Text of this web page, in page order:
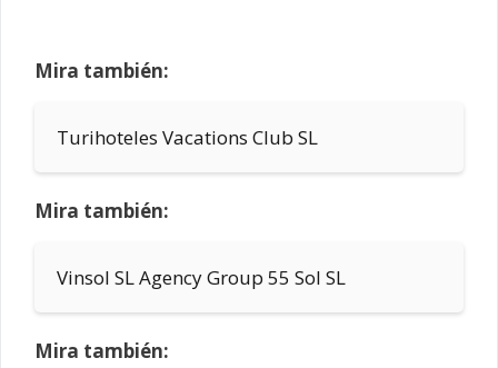
Mira también:
Turihoteles Vacations Club SL
Mira también:
Vinsol SL Agency Group 55 Sol SL
Mira también: